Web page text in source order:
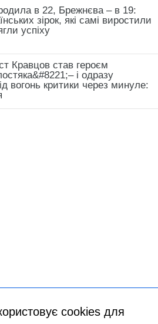
в 22, Брежнєва – в 19:
зірок, які самі виростили
успіху
Кравцов став героєм
і одразу
вогонь критики через минуле:
cookies для